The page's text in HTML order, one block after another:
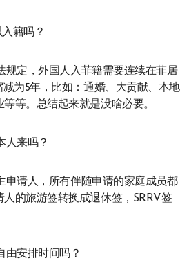
籍吗？
定，外国人入菲籍需要连续在菲居
减为5年，比如：通婚、大贡献、本地
等。总结起来就是没啥必要。
来吗？
请人，所有伴随申请的家庭成员都
的旅游签转换成退休签，SRRV签
安排时间吗？